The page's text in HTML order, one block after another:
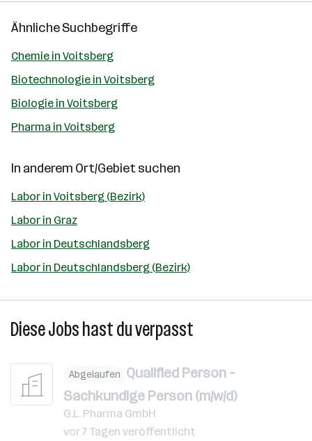
Ähnliche Suchbegriffe
Chemie in Voitsberg
Biotechnologie in Voitsberg
Biologie in Voitsberg
Pharma in Voitsberg
In anderem Ort/Gebiet suchen
Labor in Voitsberg (Bezirk)
Labor in Graz
Labor in Deutschlandsberg
Labor in Deutschlandsberg (Bezirk)
Diese Jobs hast du verpasst
Abgelaufen Qualified Person –
Sachkundige Person (m/w/d)
G.L. Pharma GmbH
vor 7 Tagen veröffentlicht